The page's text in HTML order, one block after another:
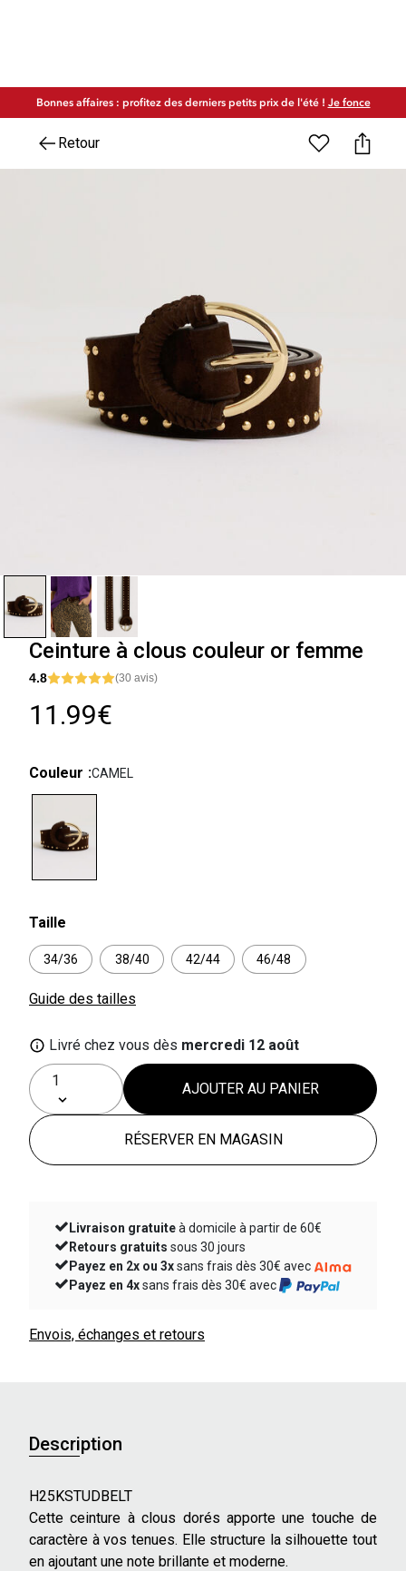
Bonnes affaires : profitez des derniers petits prix de l'été ! Je fonce
Retour
Ceinture à clous couleur or femme
4.8 (30 avis)
11.99€
Couleur CAMEL
Taille
34/36 38/40 42/44 46/48
Guide des tailles
Livré chez vous dès mercredi 12 août
AJOUTER AU PANIER
RÉSERVER EN MAGASIN
Livraison gratuite
à domicile à partir de 60€
Retours gratuits
sous 30 jours
Payez en 2x ou 3x
sans frais dès 30€ avec
Payez en 4x
sans frais dès 30€ avec
Envois, échanges et retours
Description
H25KSTUDBELT
Cette ceinture à clous dorés apporte une touche de
caractère à vos tenues. Elle structure la silhouette tout
en ajoutant une note brillante et moderne.